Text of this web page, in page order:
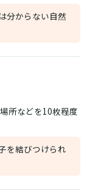
分からない自然
所などを10枚程度
を結びつけられ